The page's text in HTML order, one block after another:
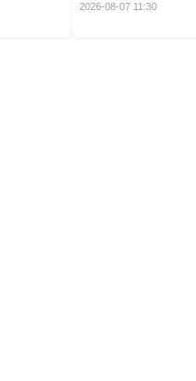
2026-08-07 11:30